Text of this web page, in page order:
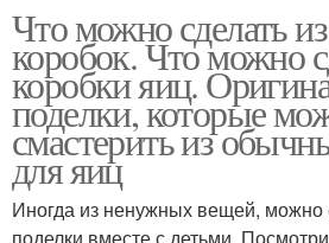
Что можно сделать
коробок. Что можно
коробки яиц.
поделки, которые
смастерить из
для яиц
Иногда из ненужных вещей, можно